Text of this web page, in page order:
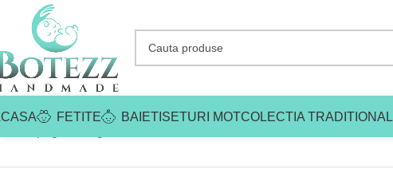
FETITE BAIETI SETURI MOTCOLECTIA TRADITIONAL